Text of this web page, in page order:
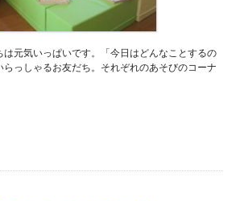
元気いっぱいです。「今日はどんなことするの
っしゃるお友だち。それぞれのあそびのコーナ